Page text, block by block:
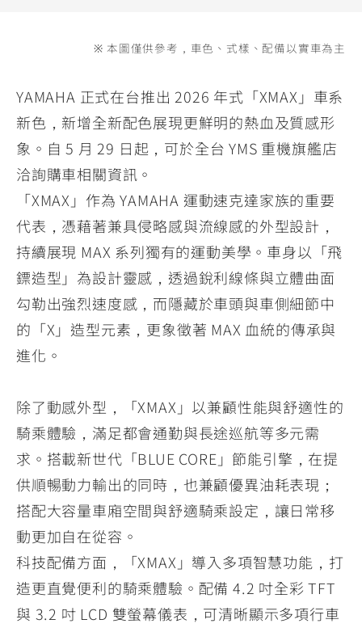
150
MT-
03
251~549
MT-
15
150
150
2.0
RS NEO
125
※ 本圖僅供參考，車色、式樣、配備以實車為主
YAMAHA 正式在台推出 2026 年式「XMAX」車系
新色，新增全新配色展現更鮮明的熱血及質感形
象。自 5 月 29 日起，可於全台 YMS 重機旗艦店
洽詢購車相關資訊。
「XMAX」作為 YAMAHA 運動速克達家族的重要
代表，憑藉著兼具侵略感與流線感的外型設計，
持續展現 MAX 系列獨有的運動美學。車身以「飛
鏢造型」為設計靈感，透過銳利線條與立體曲面
勾勒出強烈速度感，而隱藏於車頭與車側細節中
的「X」造型元素，更象徵著 MAX 血統的傳承與
進化。
除了動感外型，「XMAX」以兼顧性能與舒適性的
騎乘體驗，滿足都會通勤與長途巡航等多元需
求。搭載新世代「BLUE CORE」節能引擎，在提
供順暢動力輸出的同時，也兼顧優異油耗表現；
搭配大容量車廂空間與舒適騎乘設定，讓日常移
動更加自在從容。
科技配備方面，「XMAX」導入多項智慧功能，打
造更直覺便利的騎乘體驗。配備 4.2 吋全彩 TFT
與 3.2 吋 LCD 雙螢幕儀表，可清晰顯示多項行車